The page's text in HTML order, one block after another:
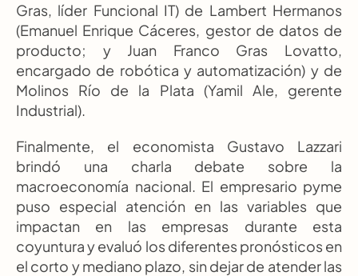
Gras, líder Funcional IT) de Lambert Hermanos
(Emanuel Enrique Cáceres, gestor de datos de
producto; y Juan Franco Gras Lovatto,
encargado de robótica y automatización) y de
Molinos Río de la Plata (Yamil Ale, gerente
Industrial).
Finalmente, el economista Gustavo Lazzari
brindó una charla debate sobre la
macroeconomía nacional. El empresario pyme
puso especial atención en las variables que
impactan en las empresas durante esta
coyuntura y evaluó los diferentes pronósticos en
el corto y mediano plazo, sin dejar de atender las